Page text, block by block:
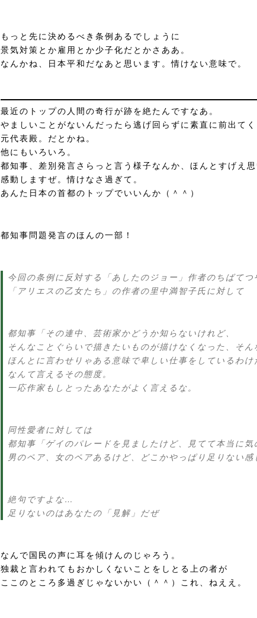
もっと先に決めるべき条例あるでしょうに
景気対策とか雇用とか少子化だとかさああ。
なんかね、日本平和だなあと思います。情けない意味で。
最近のトップの人間の奇行が跡を絶たんですなあ。
やましいことがないんだったら逃げ回らずに素直に前出て
元代表殿。だとかね。
他にもいろいろ。
都知事、差別発言さらっと言う様子なんか、ほんとすげえ思
感動しますぜ。情けなさ過ぎて。
あんた日本の首都のトップでいいんか（＾＾）
都知事問題発言のほんの一部！
今回の条例に反対する「あしたのジョー」作者のちばてつ
「アリエスの乙女たち」の作者の里中満智子氏に対して
都知事「その連中、芸術家かどうか知らないけれど、
そんなことぐらいで描きたいものが描けなくなった、そん
ほんとに言わせりゃある意味で卑しい仕事をしているわけ
なんて言えるその態度。
一応作家もしとったあなたがよく言えるな。
同性愛者に対しては
都知事「ゲイのパレードを見ましたけど、見てて本当に気
男のペア、女のペアあるけど、どこかやっぱり足りない感
絶句ですよな…
足りないのはあなたの「見解」だぜ
なんで国民の声に耳を傾けんのじゃろう。
独裁と言われてもおかしくないことをしとる上の者が
ここのところ多過ぎじゃないかい（＾＾）これ、ねええ。